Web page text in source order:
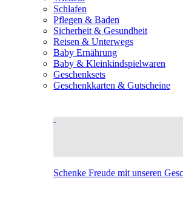
Schlafen
Pflegen & Baden
Sicherheit & Gesundheit
Reisen & Unterwegs
Baby Ernährung
Baby & Kleinkindspielwaren
Geschenksets
Geschenkkarten & Gutscheine
Schenke Freude mit unseren